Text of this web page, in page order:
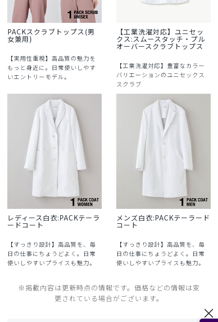
PACKスクラブトップス(男
女兼用)
【実用性重視】高品質の魅力を
もっと身近に。日常使いしやす
いエントリーモデル。
【工業洗濯対応】ユニセッ
クス:スムースタッチ・プル
オーバースクラブトップス
【工業洗濯対応】豊富なカラー
バリエーションのユニセックス
スクラブ
レディース白衣:PACKテーラ
ードコート
【すっきり設計】高品質を、毎
日の仕事にちょうどよく。日常
使いしやすいプライスも魅力。
メンズ白衣:PACKテーラード
コート
【すっきり設計】高品質を、毎
日の仕事にちょうどよく。日常
使いしやすいプライスも魅力。
※掲載内容は更新時点の情報です。価格などの情報は変
更されている場合がございます。